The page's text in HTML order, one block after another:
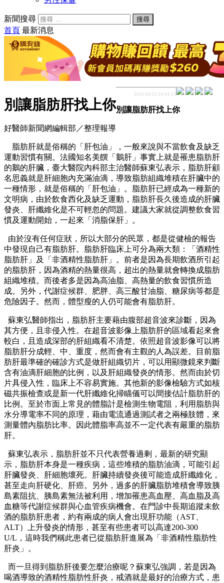
新聞搜尋
首頁 最新消息
別讓脂肪肝找上你
2016-03-23 14:24:12
別讓脂肪肝找上你
好醫師新聞網編輯部／整理報導
脂肪肝就是俗稱的「肝包油」，一般來說與不當飲食及缺乏
運動習慣有關。法國知名美饌「鵝肝」事實上就是罹患脂肪肝
的鵝的肝臟，臺大醫院內科部主治醫師蘇東弘表示，脂肪肝顧
名思義就是肝細胞內充滿油滴，導致脂肪組織堆積在肝臟中的
一種情形，就是俗稱的「肝包油」。脂肪肝已經成為一種新的
文明病，由於飲食西化及缺乏運動，脂肪肝長久後造成的肝臟
發炎、肝纖維化是不可輕忽的問題。建議大家就從調整飲食習
慣及運動開始，一起來「消脂保肝」。
由於沒有任何症狀，所以大部分的民眾，都是從健檢的報告
中發現自己有脂肪肝。脂肪肝臨床上可分為兩大類：「酒精性
脂肪肝」及「非酒精性脂肪肝」。前者是因為長期飲酒所引起
的脂肪肝，因為酒精的熱量很高，超出的熱量就會轉換成脂肪
組織堆積。而後者多是因為高油脂、高熱量的飲食習慣所造
成。另外，代謝症候群、肥胖、高三酸甘油脂、糖尿病等都是
危險因子。然而，體型瘦的人仍可能會有脂肪肝。
蘇東弘醫師指出，脂肪肝主要藉由腹部超音波來診斷，因為
其方便，且非侵入性。在超音波影像上脂肪肝的區域看起來會
較白，且造成深部的肝組織看不清楚。依照超音波影像可以將
脂肪肝分成輕、中、重度，然而會有主觀的人為誤差。目前脂
肪肝最準確的確診方式是做肝組織切片，可以用顯微鏡來判斷
含有油滴肝細胞的比例，以及肝組織發炎的情形。然而由於切
片具侵入性，臨床上不容易實施。其他新的影像檢驗方式如核
磁共振檢查或是新一代肝纖維化掃瞄儀可以間接估計脂肪肝的
比例。至於市面上常見的體脂計是檢測生物電阻，利用脂肪與
水分導電率不同的原理，藉由電流通過測試者之兩極肢體，來
測量體內脂肪比率。因此體脂率高並不一定代表有嚴重的脂肪
肝。
蘇東弘表示，脂肪肝並不只代表營養過剩，最新的研究顯
示，脂肪肝本身是一種疾病，這些堆積的脂肪油滴，可能引起
肝臟發炎、肝細胞壞死。肝臟持續發炎後可能造成肝纖維化，
甚至走向肝硬化、肝癌。另外，過多的肝臟脂肪堆積會導致胰
島素阻抗、胰島素無法被利用，增加罹患高血壓、高血脂及高
血糖等代謝症候群與心血管疾病機會。在門診中長期追蹤未飲
酒的脂肪肝患者，約有兩成的病人會出現肝功能（AST、
ALT）上升發炎的情形，甚至有些患者可以高達200-300
U/L，這時我們稱此患者已從脂肪肝進展為「非酒精性脂肪性
肝炎」。
而一旦得到脂肪肝後要怎麼治療呢？蘇東弘強調，若是因為
喝酒導致的酒精性脂肪性肝炎，戒酒就是最好的治療方式，患